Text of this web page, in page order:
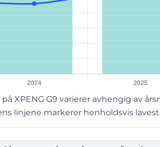
XPENG G9 varierer avhengig av
linjene markerer henholdsvis